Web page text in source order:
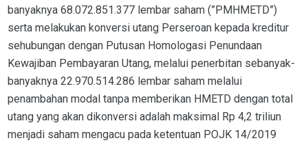
banyaknya 68.072.851.377 lembar saham (”PMHMETD”)
serta melakukan konversi utang Perseroan kepada kreditur
sehubungan dengan Putusan Homologasi Penundaan
Kewajiban Pembayaran Utang, melalui penerbitan sebanyak-
banyaknya 22.970.514.286 lembar saham melalui
penambahan modal tanpa memberikan HMETD dengan total
utang yang akan dikonversi adalah maksimal Rp 4,2 triliun
menjadi saham mengacu pada ketentuan POJK 14/2019